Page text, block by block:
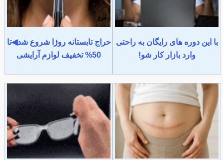
با این دوره های رایگان به راحتی
وارد بازار کار شو!
حراج تابستانه روژا شروع شد◀تا
50% تخفیف لوازم آرایشی